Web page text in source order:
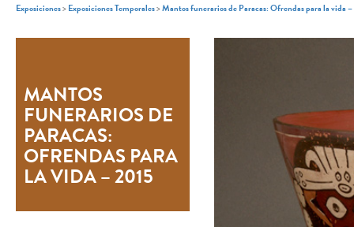
Exposiciones>Exposiciones Temporales>Mantos funerarios de Paracas: Ofrendas para la vida
MANTOS
FUNERARIOS DE
PARACAS:
OFRENDAS PARA
LA VIDA – 2015